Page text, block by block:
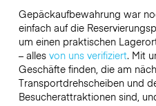
Gepäckaufbewahrung war
einfach auf die
um einen praktischen
– alles von uns verifiziert. Mit
Geschäfte finden, die am
Transportdrehscheiben und
Besucherattraktionen sind,